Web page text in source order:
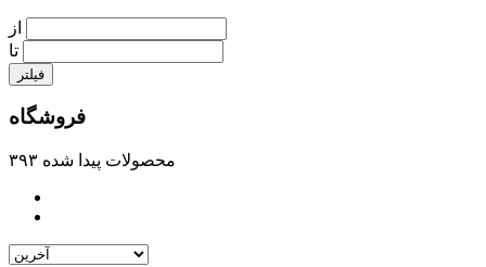
از
تا
فیلتر
فروشگاه
۳۹۳ محصولات پیدا شده